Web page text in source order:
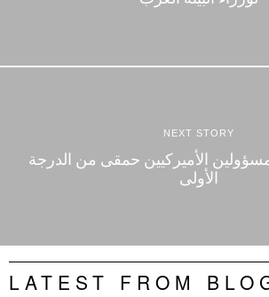
NEXT STORY
الأميركيين حمقى من الدرجة
الأولى
LATEST FROM